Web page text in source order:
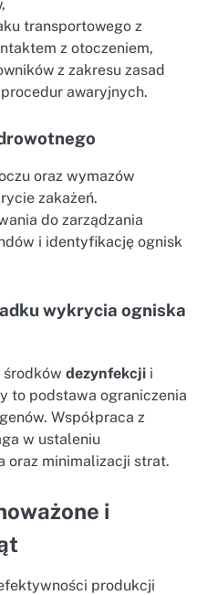
transportowego z
z otoczeniem,
z zakresu zasad
awaryjnych.
oraz wymazów
zakażeń.
do zarządzania
i identyfikację ognisk
wykrycia ogniska
środków dezynfekcji i
to podstawa ograniczenia
Współpraca z
w ustaleniu
oraz minimalizacji strat.
i
produkcji